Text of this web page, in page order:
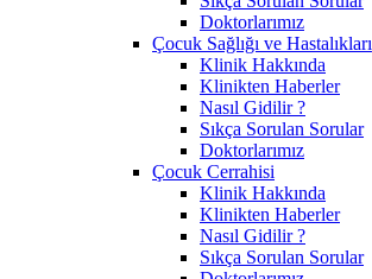
Doktorlarımız
Çocuk Sağlığı ve Hastalıkları
Klinik Hakkında
Klinikten Haberler
Nasıl Gidilir ?
Sıkça Sorulan Sorular
Doktorlarımız
Çocuk Cerrahisi
Klinik Hakkında
Klinikten Haberler
Nasıl Gidilir ?
Sıkça Sorulan Sorular